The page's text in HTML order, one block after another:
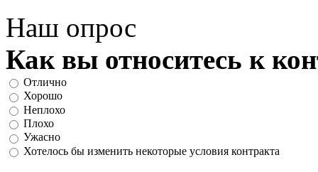
Наш опрос
Как вы относитесь к
Отлично
Хорошо
Неплохо
Плохо
Ужасно
Хотелось бы изменить некоторые условия контракта